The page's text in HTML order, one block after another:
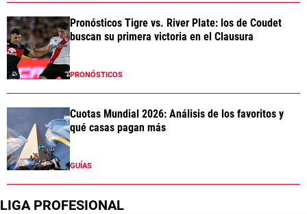
Pronósticos Tigre vs. River Plate: los de Coudet
buscan su primera victoria en el Clausura
PRONÓSTICOS
Cuotas Mundial 2026: Análisis de los favoritos y
qué casas pagan más
GUÍAS
LIGA PROFESIONAL